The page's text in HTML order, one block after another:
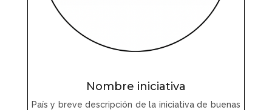
Nombre iniciativa
País y breve descripción de la iniciativa de buenas